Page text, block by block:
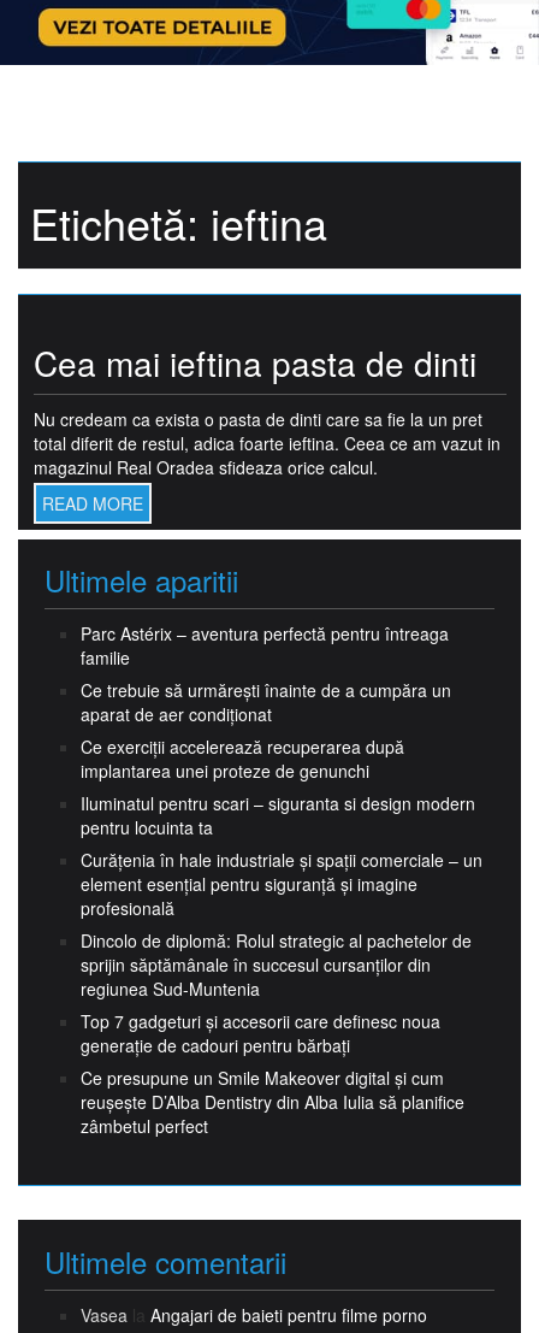
Etichetă: ieftina
Cea mai ieftina pasta de dinti
Nu credeam ca exista o pasta de dinti care sa fie la un pret
total diferit de restul, adica foarte ieftina. Ceea ce am vazut in
magazinul Real Oradea sfideaza orice calcul.
READ MORE
Ultimele aparitii
Parc Astérix – aventura perfectă pentru întreaga
familie
Ce trebuie să urmărești înainte de a cumpăra un
aparat de aer condiționat
Ce exerciții accelerează recuperarea după
implantarea unei proteze de genunchi
Iluminatul pentru scari – siguranta si design modern
pentru locuinta ta
Curățenia în hale industriale și spații comerciale – un
element esențial pentru siguranță și imagine
profesională
Dincolo de diplomă: Rolul strategic al pachetelor de
sprijin săptămânale în succesul cursanților din
regiunea Sud-Muntenia
Top 7 gadgeturi și accesorii care definesc noua
generație de cadouri pentru bărbați
Ce presupune un Smile Makeover digital și cum
reușește D’Alba Dentistry din Alba Iulia să planifice
zâmbetul perfect
Ultimele comentarii
Vasea la Angajari de baieti pentru filme porno